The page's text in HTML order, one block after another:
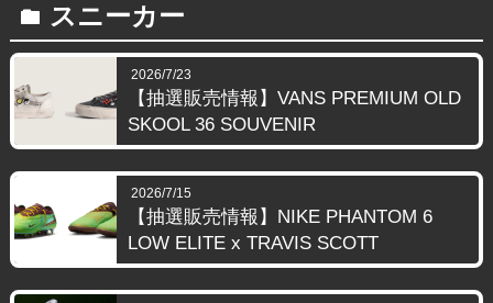
folder スニーカー
2026/7/23
【抽選販売情報】VANS PREMIUM OLD
SKOOL 36 SOUVENIR
2026/7/15
【抽選販売情報】NIKE PHANTOM 6
LOW ELITE x TRAVIS SCOTT